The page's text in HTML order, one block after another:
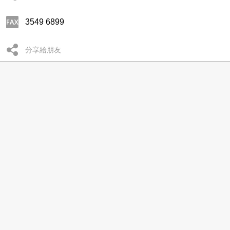
3549 6899
分享給朋友